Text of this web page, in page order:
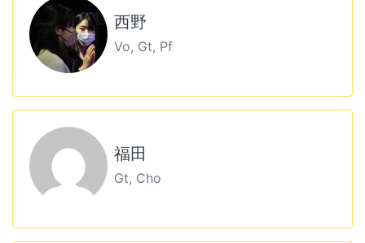
西野
Vo, Gt, Pf
福田
Gt, Cho